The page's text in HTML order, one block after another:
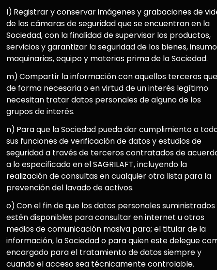
l) Registrar y conservar imágenes y grabaciones de
de las cámaras de seguridad que se encuentran en la
Sociedad, con la finalidad de supervisar los productos,
servicios y garantizar la seguridad de los bienes,
maquinarias, equipo y materias prima de la Sociedad.
m)Compartir la información con aquellos terceros que
de forma necesaria o en virtud de un interés legítimo
necesitan tratar datos personales de alguno de los
grupos de interés.
n) Para que la Sociedad pueda dar cumplimiento a
sus funciones de verificación de datos y estudios de
seguridad a través de terceros contratados de
a lo especificado en el SAGRILAFT, incluyendo la
realización de consultas en cualquier otra lista para la
prevención del lavado de activos.
o)Con el fin de que los datos personales suministrados
estén disponibles para consultar en internet u otros
medios de comunicación masiva para; el titular de la
información, la Sociedad o para quien este delegue
encargado para el tratamiento de datos siempre y
cuando el acceso sea técnicamente controlable.